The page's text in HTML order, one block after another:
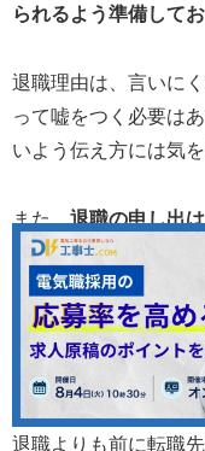
られるよう準備して
退職理由は、言いに
って嘘をつく必要は
いよう伝え方には気
また、退職の申し出
えるのが一般的です
をもって伝えましょう
転職先を見つけ
退職よりも前に転職